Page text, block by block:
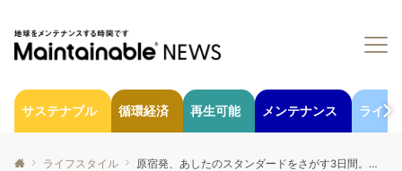
サステナブル 循環経済 再生可能 メンテナンス ライフ
ライフスタイル 原宿発、あしたのスタンダードをさがす3日間。サーキュラーエコノミー体験イベント「エコマキ」へ行こう！